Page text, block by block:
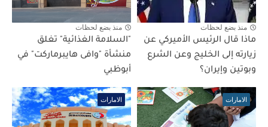
منذ بضع لحظات
ماذا قال الرئيس الأميركي عن
زيارته إلى الخليج وعن الشرع
وبوتين وإيران؟
منذ بضع لحظات
"السلامة الغذائية" تغلق
منشأة "وافى هايبرماركت" في
أبوظبي
الامارات الامارات